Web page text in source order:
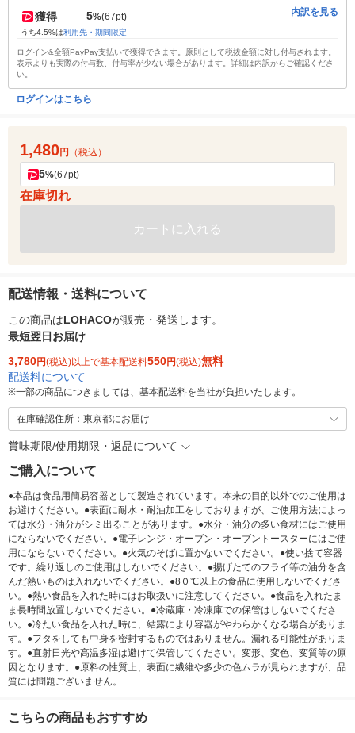
獲得 5%(67pt)
うち4.5%は利用先・期間限定
内訳を見る
ログイン&全額PayPay支払いで獲得できます。原則として税抜金額に対し付与されます。
表示よりも実際の付与数、付与率が少ない場合があります。詳細は内訳からご確認くださ
い。
ログインはこちら
1,480円 （税込）
5%(67pt)
在庫切れ
カートに入れる
配送情報・送料について
この商品はLOHACOが販売・発送します。
最短翌日お届け
3,780円(税込)以上で基本配送料550円(税込)無料
配送料について
※一部の商品につきましては、基本配送料を当社が負担いたします。
在庫確認住所：東京都にお届け
賞味期限/使用期限・返品について
ご購入について
●本品は食品用簡易容器として製造されています。本来の目的以外でのご使用は
お避けください。●表面に耐水・耐油加工をしておりますが、ご使用方法によっ
ては水分・油分がシミ出ることがあります。●水分・油分の多い食材にはご使用
にならないでください。●電子レンジ・オーブン・オーブントースターにはご使
用にならないでください。●火気のそばに置かないでください。●使い捨て容器
です。繰り返しのご使用はしないでください。●揚げたてのフライ等の油分を含
んだ熱いものは入れないでください。●8０℃以上の食品に使用しないでくださ
い。●熱い食品を入れた時にはお取扱いに注意してください。●食品を入れたま
ま長時間放置しないでください。●冷蔵庫・冷凍庫での保管はしないでくださ
い。●冷たい食品を入れた時に、結露により容器がやわらかくなる場合がありま
す。●フタをしても中身を密封するものではありません。漏れる可能性がありま
す。●直射日光や高温多湿は避けて保管してください。変形、変色、変質等の原
因となります。●原料の性質上、表面に繊維や多少の色ムラが見られますが、品
質には問題ございません。
こちらの商品もおすすめ